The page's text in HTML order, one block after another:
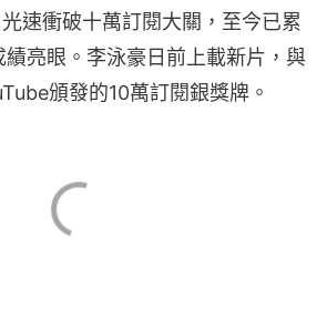
光速衝破十萬訂閱大關，至今已累
亮眼。李泳豪日前上載新片，與
頒發的10萬訂閱銀獎牌。